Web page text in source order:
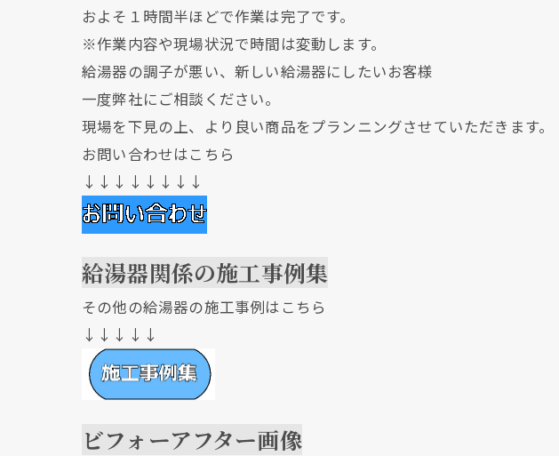
およそ１時間半ほどで作業は完了です。
※作業内容や現場状況で時間は変動します。
給湯器の調子が悪い、新しい給湯器にしたいお客様
一度弊社にご相談ください。
現場を下見の上、より良い商品をプランニングさせていただきます。
お問い合わせはこちら
↓↓↓↓↓↓↓↓
給湯器関係の施工事例集
その他の給湯器の施工事例はこちら
↓↓↓↓↓
ビフォーアフター画像